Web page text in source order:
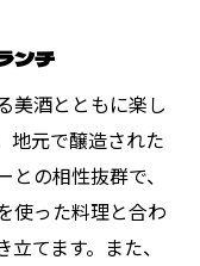
ンチ
美酒とともに楽し
地元で醸造された
の相性抜群で、
使った料理と合わ
てます。また、